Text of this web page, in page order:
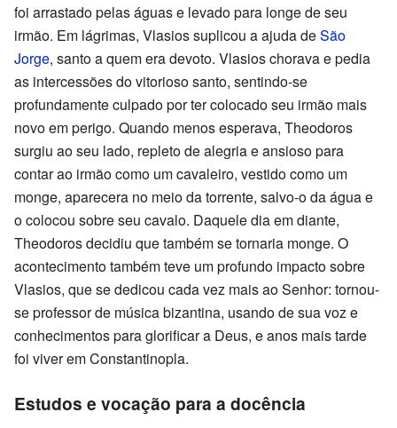
foi arrastado pelas águas e levado para longe de seu
irmão. Em lágrimas, Vlasios suplicou a ajuda deSão
Jorge, santo a quem era devoto. Vlasios chorava e pedia
as intercessões do vitorioso santo, sentindo-se
profundamente culpado por ter colocado seu irmão mais
novo em perigo. Quando menos esperava, Theodoros
surgiu ao seu lado, repleto de alegria e ansioso para
contar ao irmão como um cavaleiro, vestido como um
monge, aparecera no meio da torrente, salvo-o da água e
o colocou sobre seu cavalo. Daquele dia em diante,
Theodoros decidiu que também se tornaria monge. O
acontecimento também teve um profundo impacto sobre
Vlasios, que se dedicou cada vez mais ao Senhor: tornou-
se professor de música bizantina, usando de sua voz e
conhecimentos para glorificar a Deus, e anos mais tarde
foi viver em Constantinopla.
Estudos e vocação para a docência